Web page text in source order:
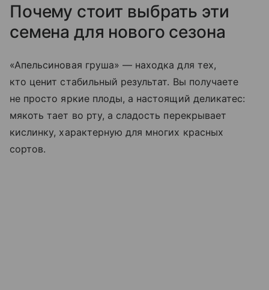
Почему стоит выбрать эти
семена для нового сезона
«Апельсиновая груша» — находка для тех,
кто ценит стабильный результат. Вы получаете
не просто яркие плоды, а настоящий деликатес:
мякоть тает во рту, а сладость перекрывает
кислинку, характерную для многих красных
сортов.